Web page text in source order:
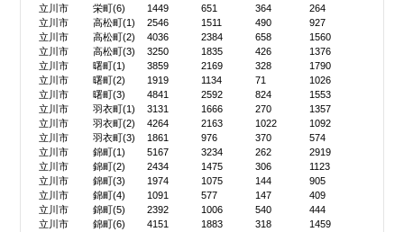
立川市
栄町(6) 1449 651 364
264
立川市
高松町(1) 2546 1511 490
927
立川市
高松町(2) 4036 2384 658
1560
立川市
高松町(3) 3250 1835 426
1376
立川市
曙町(1) 3859 2169 328
1790
立川市
曙町(2) 1919 1134 71
1026
立川市
曙町(3) 4841 2592 824
1553
立川市
羽衣町(1) 3131 1666 270
1357
立川市
羽衣町(2) 4264 2163 1022
1092
立川市
羽衣町(3) 1861 976 370
574
立川市
錦町(1) 5167 3234 262
2919
立川市
錦町(2) 2434 1475 306
1123
立川市
錦町(3) 1974 1075 144
905
立川市
錦町(4) 1091 577 147
409
立川市
錦町(5) 2392 1006 540
444
立川市
錦町(6) 4151 1883 318
1459